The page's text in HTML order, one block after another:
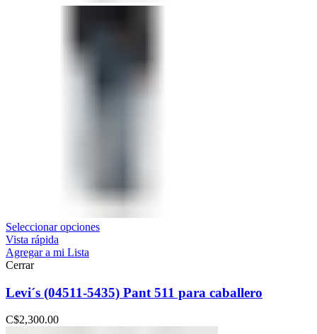
Seleccionar opciones
Vista rápida
Agregar a mi Lista
Cerrar
Levi´s (04511-5435) Pant 511 para caballero
C$2,300.00